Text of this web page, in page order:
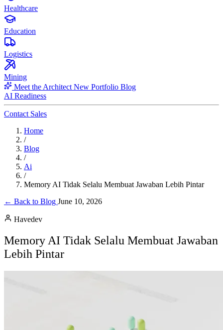
Healthcare
Education
Logistics
Mining
Meet the Architect New Portfolio Blog
AI Readiness
Contact Sales
Home
/
Blog
/
Ai
/
Memory AI Tidak Selalu Membuat Jawaban Lebih Pintar
← Back to Blog June 10, 2026
Havedev
Memory AI Tidak Selalu Membuat Jawaban
Lebih Pintar